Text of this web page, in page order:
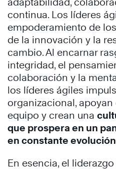
continua. Los líderes
empoderamiento de
de la innovación y la
cambio. Al encarnar
integridad, el
colaboración y la
los líderes ágiles
organizacional,
equipo y crean una
que prospera en un
en constante evolución
En esencia, el